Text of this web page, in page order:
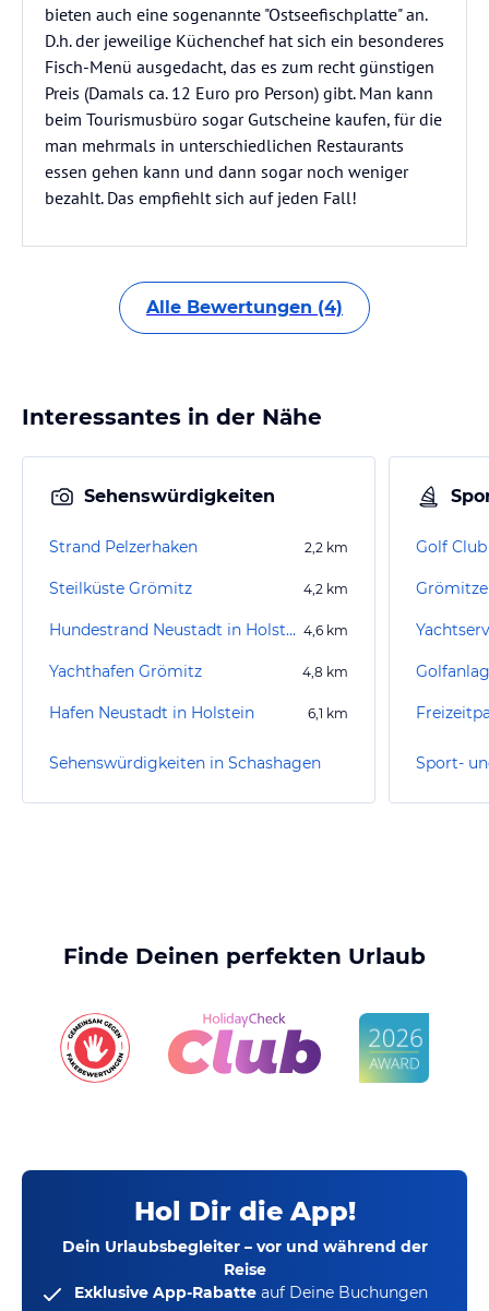
bieten auch eine sogenannte "Ostseefischplatte" an.
D.h. der jeweilige Küchenchef hat sich ein besonderes
Fisch-Menü ausgedacht, das es zum recht günstigen
Preis (Damals ca. 12 Euro pro Person) gibt. Man kann
beim Tourismusbüro sogar Gutscheine kaufen, für die
man mehrmals in unterschiedlichen Restaurants
essen gehen kann und dann sogar noch weniger
bezahlt. Das empfiehlt sich auf jeden Fall!
Alle Bewertungen (4)
Interessantes in der Nähe
Sehenswürdigkeiten
Strand Pelzerhaken 2,2 km
Steilküste Grömitz 4,2 km
Hundestrand Neustadt in Holstein 4,6 km
Yachthafen Grömitz 4,8 km
Hafen Neustadt in Holstein 6,1 km
Sehenswürdigkeiten in Schashagen
Golf
Finde Deinen perfekten Urlaub
Hol Dir die App!
Dein Urlaubsbegleiter – vor und während der
Reise
Exklusive App-Rabatte auf Deine Buchungen